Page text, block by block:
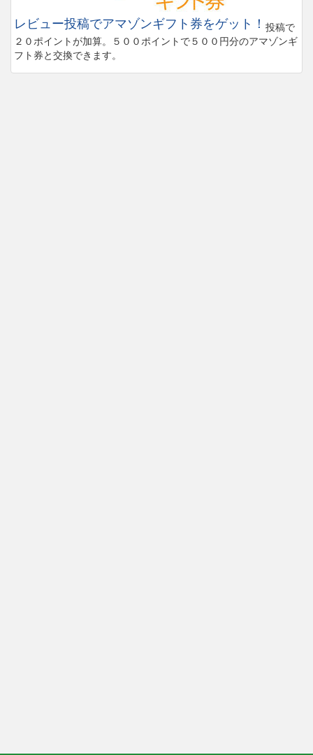
レビュー投稿でアマゾンギフト券をゲット！ 投稿で
２０ポイントが加算。５００ポイントで５００円分のアマゾンギ
フト券と交換できます。